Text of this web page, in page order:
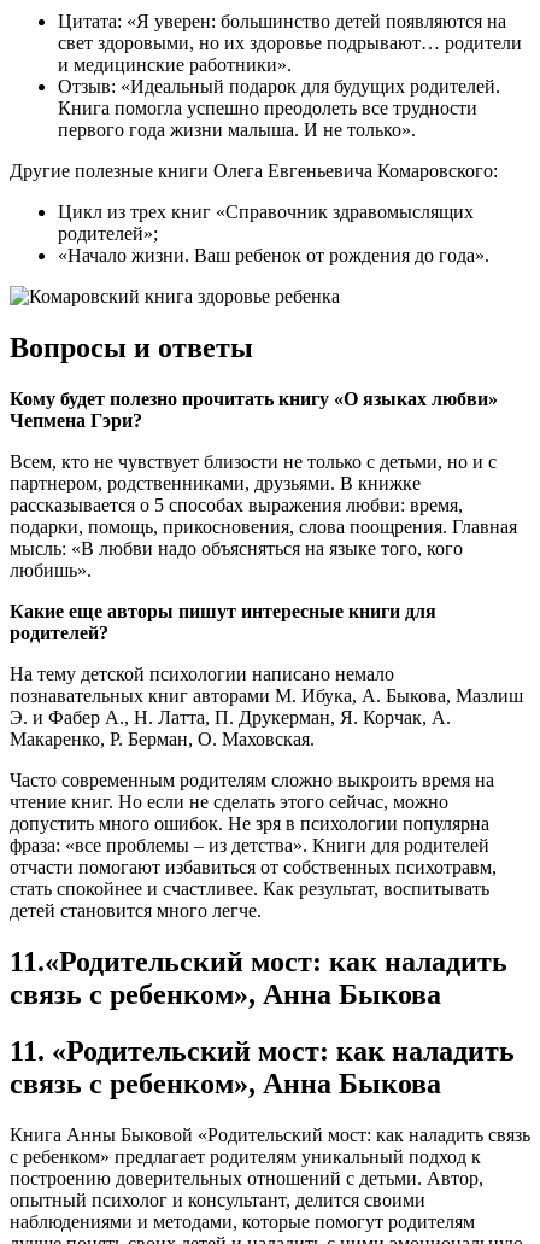
Цитата: «Я уверен: большинство детей появляются на
свет здоровыми, но их здоровье подрывают… родители
и медицинские работники».
Отзыв: «Идеальный подарок для будущих родителей.
Книга помогла успешно преодолеть все трудности
первого года жизни малыша. И не только».
Другие полезные книги Олега Евгеньевича Комаровского:
Цикл из трех книг «Справочник здравомыслящих
родителей»;
«Начало жизни. Ваш ребенок от рождения до года».
Вопросы и ответы
Кому будет полезно прочитать книгу «О языках любви»
Чепмена Гэри?
Всем, кто не чувствует близости не только с детьми, но и с
партнером, родственниками, друзьями. В книжке
рассказывается о 5 способах выражения любви: время,
подарки, помощь, прикосновения, слова поощрения. Главная
мысль: «В любви надо объясняться на языке того, кого
любишь».
Какие еще авторы пишут интересные книги для
родителей?
На тему детской психологии написано немало
познавательных книг авторами М. Ибука, А. Быкова, Мазлиш
Э. и Фабер А., Н. Латта, П. Друкерман, Я. Корчак, А.
Макаренко, Р. Берман, О. Маховская.
Часто современным родителям сложно выкроить время на
чтение книг. Но если не сделать этого сейчас, можно
допустить много ошибок. Не зря в психологии популярна
фраза: «все проблемы – из детства». Книги для родителей
отчасти помогают избавиться от собственных психотравм,
стать спокойнее и счастливее. Как результат, воспитывать
детей становится много легче.
11.«Родительский мост: как наладить
связь с ребенком», Анна Быкова
11. «Родительский мост: как наладить
связь с ребенком», Анна Быкова
Книга Анны Быковой «Родительский мост: как наладить связь
с ребенком» предлагает родителям уникальный подход к
построению доверительных отношений с детьми. Автор,
опытный психолог и консультант, делится своими
наблюдениями и методами, которые помогут родителям